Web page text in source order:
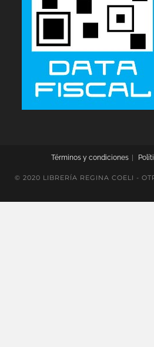
Términos y condiciones
© 2020 LIBRERÍA REGINA COELI -